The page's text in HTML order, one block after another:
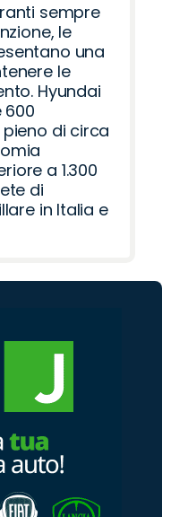
sempre
le
una
le
Hyundai
600
di circa
a 1.300
di
in Italia e